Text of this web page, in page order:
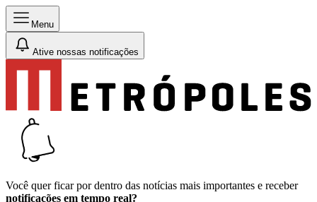
Menu
Ative nossas notificações
Você quer ficar por dentro das notícias mais importantes e receber
notificações em tempo real?